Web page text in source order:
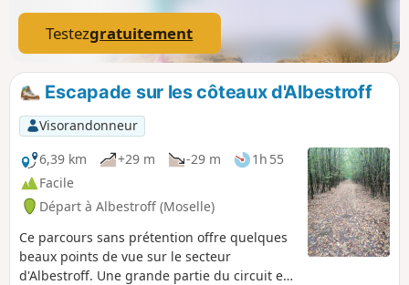
Testezgratuitement
Escapade sur les côteaux d'Albestroff
Visorandonneur
6,39 km
+29 m -29 m
1h 55
Facile
Départ à Albestroff (Moselle)
Ce parcours sans prétention offre quelques
beaux points de vue sur le secteur
d'Albestroff. Une grande partie du circuit est